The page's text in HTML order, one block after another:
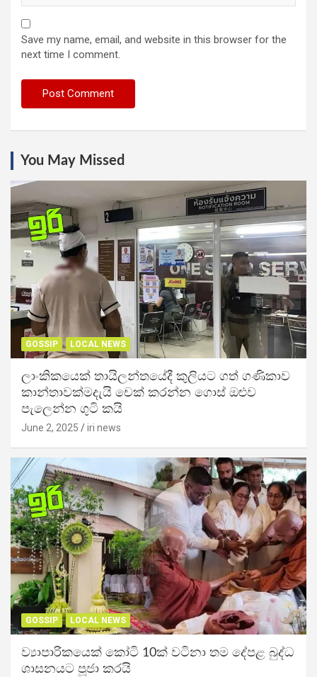
Save my name, email, and website in this browser for the
next time I comment.
You May Missed
GOSSIP LOCAL NEWS
ලාංකිකයෙක් තායිලන්තයේදී කුලියට ගත් ගණිකාව
කාන්තාවක්මදැයි චෙක් කරන්න ගොස් ඔළුව
පැලෙන්න ගුටි කයි
June 2, 2025 iri news
GOSSIP LOCAL NEWS
ව්‍යාපාරිකයෙක් කෝටි 10ක් වටිනා තම දේපළ බුද්ධ
ශාසනයට පූජා කරයි